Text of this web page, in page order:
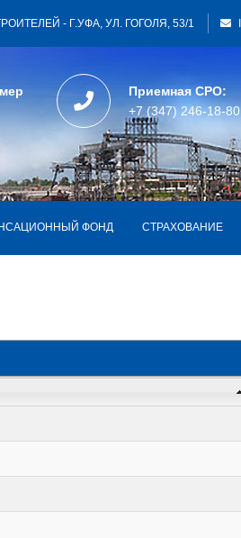
- Г.УФА, УЛ. ГОГОЛЯ, 53/1
Приемная СРО:
+7 (347) 246-18-80
ФОНД СТРАХОВАНИЕ